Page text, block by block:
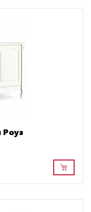
Роуз